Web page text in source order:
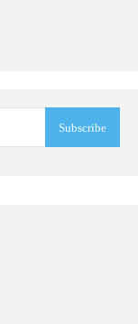
Subscribe